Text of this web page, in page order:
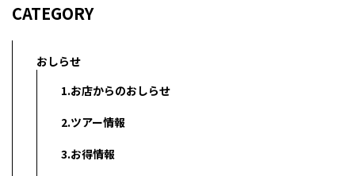
CATEGORY
おしらせ
1.お店からのおしらせ
2.ツアー情報
3.お得情報